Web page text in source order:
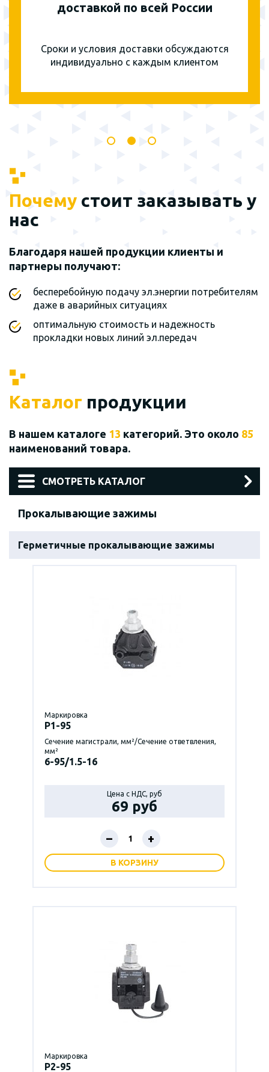
доставкой по всей России
Сроки и условия доставки обсуждаются
индивидуально с каждым клиентом
Почему стоит заказывать у
нас
Благодаря нашей продукции клиенты и
партнеры получают:
бесперебойную подачу эл.энергии потребителям
даже в аварийных ситуациях
оптимальную стоимость и надежность
прокладки новых линий эл.передач
Каталог продукции
В нашем каталоге 13 категорий. Это около 85
наименований товара.
СМОТРЕТЬ КАТАЛОГ
Прокалывающие зажимы
Герметичные прокалывающие зажимы
Маркировка
P1-95
Сечение магистрали, мм²/Сечение ответвления,
мм²
6-95/1.5-16
Цена с НДС, руб
69 руб
– +
В КОРЗИНУ
Маркировка
P2-95